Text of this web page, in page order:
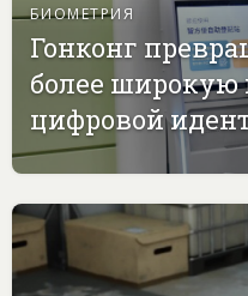
БИОМЕТРИЯ
Гонконг
более широкую
цифровой